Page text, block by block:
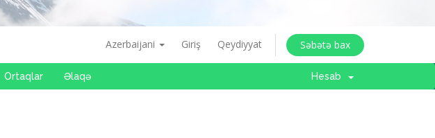
Azerbaijani Giriş Qeydiyyat Səbətə bax
Ortaqlar Əlaqə Hesab